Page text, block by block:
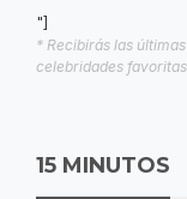
"]
* Recibirás las
celebridades
15 MINUTOS